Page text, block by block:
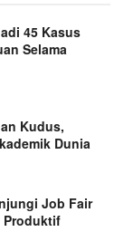
45 Kasus
Selama
Kudus,
Dunia
Job Fair
Produktif